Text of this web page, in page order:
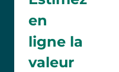
en
ligne la
valeur